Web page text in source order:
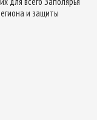
и защиты